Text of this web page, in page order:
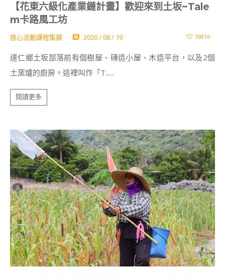
【花東六級化產業鏈計畫】歡迎來到土坂~Tale
m卡路風工坊
慈心活動課程集錦 2020 / 08 / 19 10816
達仁鄉土坂部落前有個樹屋、磚造小屋、木造平台，以及2個
土窯爐的廚房。這裡叫作「T......
閱讀更多